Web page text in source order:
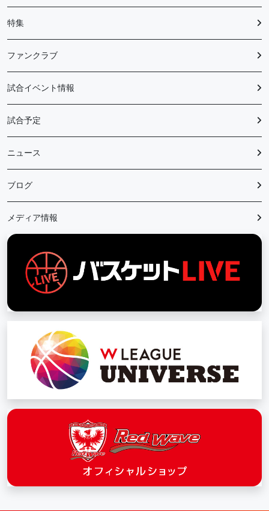
特集
ファンクラブ
試合イベント情報
試合予定
ニュース
ブログ
メディア情報